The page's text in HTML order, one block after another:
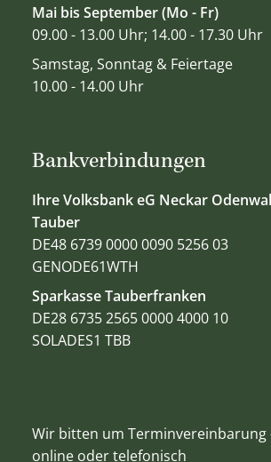
Bankverbindungen
Ihre Volksbank eG Neckar
Tauber
DE48 6739 0000 0090 5256 03
GENODE61WTH
Sparkasse Tauberfranken
DE28 6735 2565 0000 4000 10
SOLADES1 TBB
Wir bitten um Terminvereinbarung
online oder telefonisch
Mai bis September (Mo - Fr)
09.00 - 13.00 Uhr; 14.00 - 17.30 Uhr
Samstag, Sonntag & Feiertage
10.00 - 14.00 Uhr